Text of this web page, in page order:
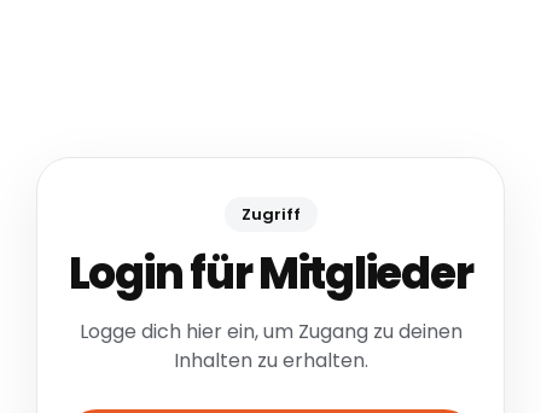
Zugriff
Login für Mitglieder
Logge dich hier ein, um Zugang zu deinen
Inhalten zu erhalten.